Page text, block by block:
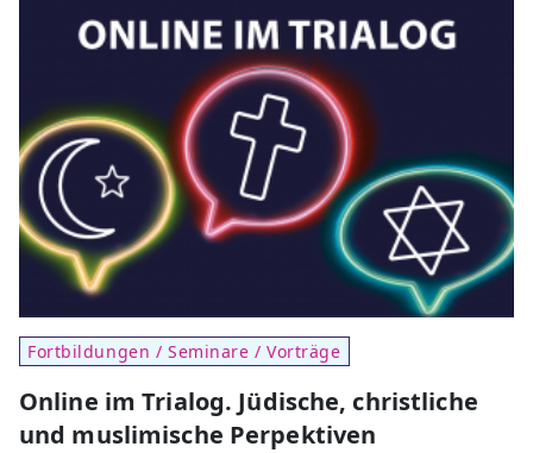
Fortbildungen / Seminare / Vorträge
Online im Trialog. Jüdische, christliche
und muslimische Perpektiven